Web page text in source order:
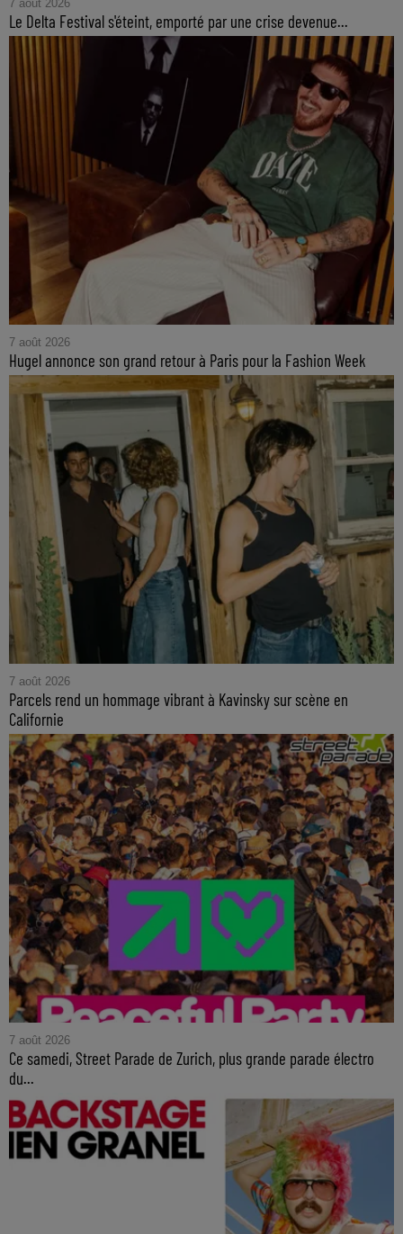
7 août 2026
Le Delta Festival s'éteint, emporté par une crise devenue...
7 août 2026
Hugel annonce son grand retour à Paris pour la Fashion Week
7 août 2026
Parcels rend un hommage vibrant à Kavinsky sur scène en
Californie
7 août 2026
Ce samedi, Street Parade de Zurich, plus grande parade électro
du...